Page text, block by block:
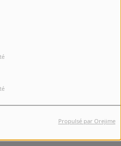
Propulsé par Orejime
Is Up - Long Version